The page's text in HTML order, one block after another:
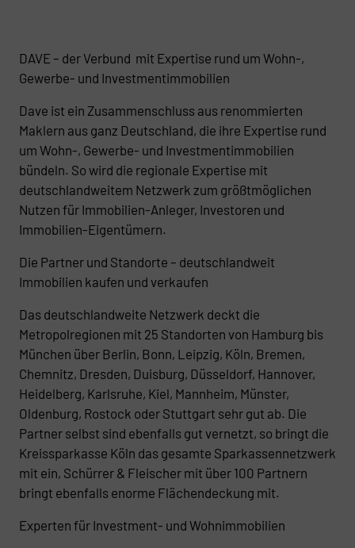
DAVE – der Verbund mit Expertise rund um Wohn-,
Gewerbe- und Investmentimmobilien
Dave ist ein Zusammenschluss aus renommierten
Maklern aus ganz Deutschland, die ihre Expertise rund
um Wohn-, Gewerbe- und Investmentimmobilien
bündeln. So wird die regionale Expertise mit
deutschlandweitem Netzwerk zum größtmöglichen
Nutzen für Immobilien-Anleger, Investoren und
Immobilien-Eigentümern.
Die Partner und Standorte – deutschlandweit
Immobilien kaufen und verkaufen
Das deutschlandweite Netzwerk deckt die
Metropolregionen mit 25 Standorten von Hamburg bis
München über Berlin, Bonn, Leipzig, Köln, Bremen,
Chemnitz, Dresden, Duisburg, Düsseldorf, Hannover,
Heidelberg, Karlsruhe, Kiel, Mannheim, Münster,
Oldenburg, Rostock oder Stuttgart sehr gut ab. Die
Partner selbst sind ebenfalls gut vernetzt, so bringt die
Kreissparkasse Köln das gesamte Sparkassennetzwerk
mit ein, Schürrer & Fleischer mit über 100 Partnern
bringt ebenfalls enorme Flächendeckung mit.
Experten für Investment- und Wohnimmobilien